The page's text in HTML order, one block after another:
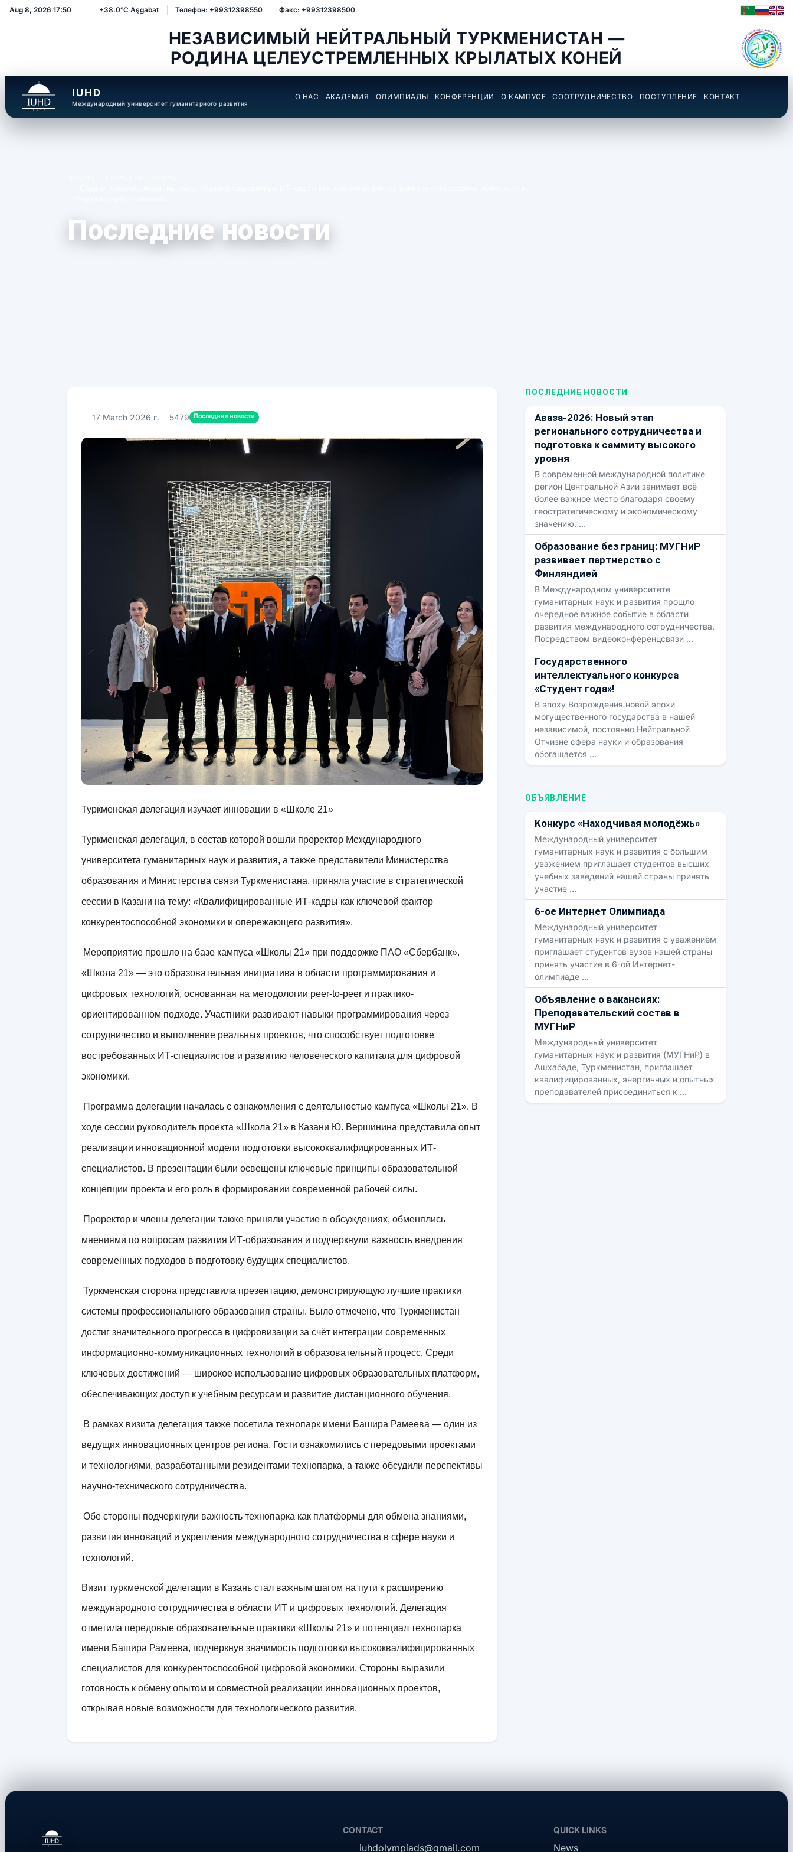
Aug 8, 2026 17:50 +38.0°C Aşgabat Телефон: +99312398550 Факс: +99312398500
НЕЗАВИСИМЫЙ НЕЙТРАЛЬНЫЙ ТУРКМЕНИСТАН —
РОДИНА ЦЕЛЕУСТРЕМЛЕННЫХ КРЫЛАТЫХ КОНЕЙ
IUHD
Международный университет гуманитарного развития
О НАС АКАДЕМИЯ ОЛИМПИАДЫ КОНФЕРЕНЦИИ О КАМПУСЕ СООТРУДНИЧЕСТВО ПОСТУПЛЕНИЕ КОНТАКТ
Последние новости
17 March 2026 г. 5479 Последние новости
Туркменская делегация изучает инновации в «Школе 21»
Туркменская делегация, в состав которой вошли проректор Международного
университета гуманитарных наук и развития, а также представители Министерства
образования и Министерства связи Туркменистана, приняла участие в стратегической
сессии в Казани на тему: «Квалифицированные ИТ-кадры как ключевой фактор
конкурентоспособной экономики и опережающего развития».
Мероприятие прошло на базе кампуса «Школы 21» при поддержке ПАО «Сбербанк».
«Школа 21» — это образовательная инициатива в области программирования и
цифровых технологий, основанная на методологии peer-to-peer и практико-
ориентированном подходе. Участники развивают навыки программирования через
сотрудничество и выполнение реальных проектов, что способствует подготовке
востребованных ИТ-специалистов и развитию человеческого капитала для цифровой
экономики.
Программа делегации началась с ознакомления с деятельностью кампуса «Школы 21». В
ходе сессии руководитель проекта «Школа 21» в Казани Ю. Вершинина представила опыт
реализации инновационной модели подготовки высококвалифицированных ИТ-
специалистов. В презентации были освещены ключевые принципы образовательной
концепции проекта и его роль в формировании современной рабочей силы.
Проректор и члены делегации также приняли участие в обсуждениях, обменялись
мнениями по вопросам развития ИТ-образования и подчеркнули важность внедрения
современных подходов в подготовку будущих специалистов.
Туркменская сторона представила презентацию, демонстрирующую лучшие практики
системы профессионального образования страны. Было отмечено, что Туркменистан
достиг значительного прогресса в цифровизации за счёт интеграции современных
информационно-коммуникационных технологий в образовательный процесс. Среди
ключевых достижений — широкое использование цифровых образовательных платформ,
обеспечивающих доступ к учебным ресурсам и развитие дистанционного обучения.
В рамках визита делегация также посетила технопарк имени Башира Рамеева — один из
ведущих инновационных центров региона. Гости ознакомились с передовыми проектами
и технологиями, разработанными резидентами технопарка, а также обсудили перспективы
научно-технического сотрудничества.
Обе стороны подчеркнули важность технопарка как платформы для обмена знаниями,
развития инноваций и укрепления международного сотрудничества в сфере науки и
технологий.
Визит туркменской делегации в Казань стал важным шагом на пути к расширению
международного сотрудничества в области ИТ и цифровых технологий. Делегация
отметила передовые образовательные практики «Школы 21» и потенциал технопарка
имени Башира Рамеева, подчеркнув значимость подготовки высококвалифицированных
специалистов для конкурентоспособной цифровой экономики. Стороны выразили
готовность к обмену опытом и совместной реализации инновационных проектов,
открывая новые возможности для технологического развития.
ПОСЛЕДНИЕ НОВОСТИ
Аваза-2026: Новый этап
регионального сотрудничества и
подготовка к саммиту высокого
уровня
В современной международной политике
регион Центральной Азии занимает всё
более важное место благодаря своему
геостратегическому и экономическому
значению. …
Образование без границ: МУГНиР
развивает партнерство с
Финляндией
В Международном университете
гуманитарных наук и развития прощло
очередное важное событие в области
развития международного сотрудничества.
Посредством видеоконференцсвязи …
Государственного
интеллектуального конкурса
«Студент года»!
В эпоху Возрождения новой эпохи
могущественного государства в нашей
независимой, постоянно Нейтральной
Отчизне сфера науки и образования
обогащается …
ОБЪЯВЛЕНИЕ
Kонкурс «Находчивая молодёжь»
Международный университет
гуманитарных наук и развития с большим
уважением приглашает студентов высших
учебных заведений нашей страны принять
участие …
6-oe Интернет Oлимпиадa
Международный университет
гуманитарных наук и развития с уважением
приглашает студентов вузов нашей страны
принять участие в 6-ой Интернет-
олимпиаде …
Объявление о вакансиях:
Преподавательский состав в
МУГНиР
Международный университет
гуманитарных наук и развития (МУГНиР) в
Ашхабаде, Туркменистан, приглашает
квалифицированных, энергичных и опытных
преподавателей присоединиться к …
CONTACT
iuhdolympiads@gmail.com
QUICK LINKS
News